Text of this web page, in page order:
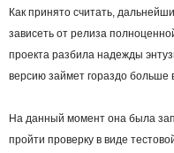
Как принято считать,
зависеть от релиза
проекта разбила надежды
версию займет гораздо больше
На данный момент она была
пройти проверку в виде